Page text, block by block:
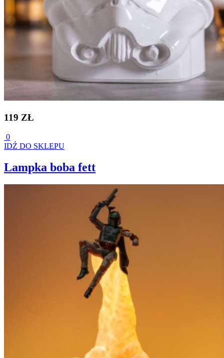
119 ZŁ
0
IDŹ DO SKLEPU
Lampka boba fett